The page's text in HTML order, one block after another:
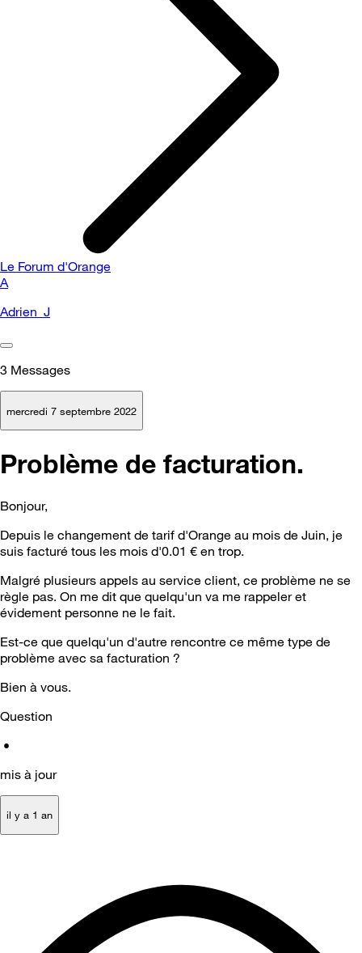
Le Forum d'Orange
A
Adrien_J
3 Messages
mercredi 7 septembre 2022
Problème de facturation.
Bonjour,
Depuis le changement de tarif d'Orange au mois de Juin, je
suis facturé tous les mois d'0.01 € en trop.
Malgré plusieurs appels au service client, ce problème ne se
règle pas. On me dit que quelqu'un va me rappeler et
évidement personne ne le fait.
Est-ce que quelqu'un d'autre rencontre ce même type de
problème avec sa facturation ?
Bien à vous.
Question
•
mis à jour
il y a 1 an